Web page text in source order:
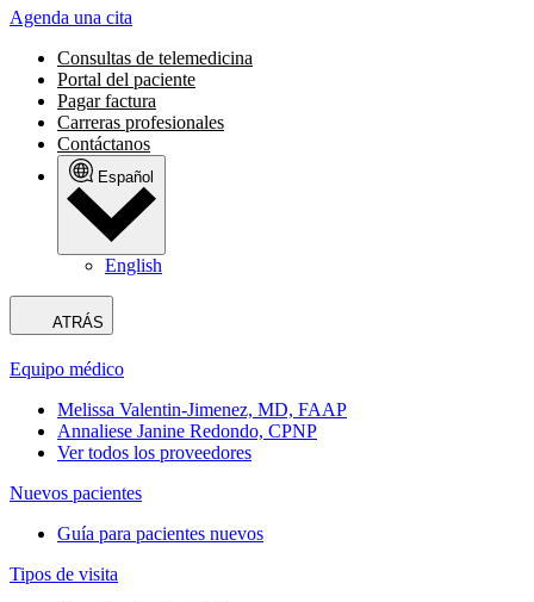
Agenda una cita
Consultas de telemedicina
Portal del paciente
Pagar factura
Carreras profesionales
Contáctanos
Español
English
ATRÁS
Equipo médico
Melissa Valentin-Jimenez, MD, FAAP
Annaliese Janine Redondo, CPNP
Ver todos los proveedores
Nuevos pacientes
Guía para pacientes nuevos
Tipos de visita